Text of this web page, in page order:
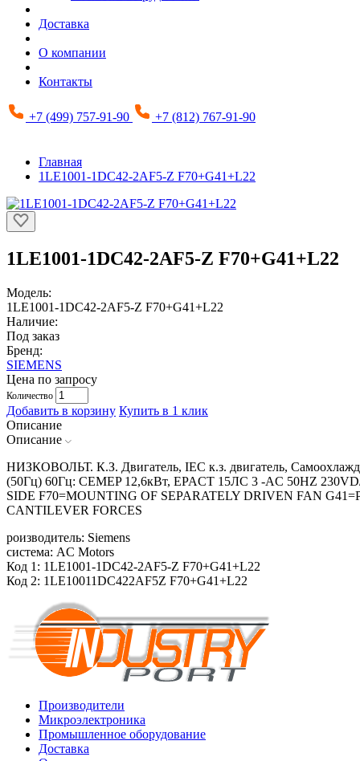
Доставка
О компании
Контакты
+7 (499) 757-91-90 +7 (812) 767-91-90
Главная
1LE1001-1DC42-2AF5-Z F70+G41+L22
1LE1001-1DC42-2AF5-Z F70+G41+L22
Модель:
1LE1001-1DC42-2AF5-Z F70+G41+L22
Наличие:
Под заказ
Бренд:
SIEMENS
Цена по запросу
Количество
Добавить в корзину Купить в 1 клик
Описание
Описание
НИЗКОВОЛЬТ. К.З. Двигатель, IEC к.з. двигатель,
(50Гц) 60Гц: CEMEP 12,6кВт, EPACT 15ЛС 3 -AC 50HZ
SIDE F70=MOUNTING OF SEPARATELY DRIVEN FAN
CANTILEVER FORCES
роизводитель: Siemens
система: AC Motors
Код 1: 1LE1001-1DC42-2AF5-Z F70+G41+L22
Код 2: 1LE10011DC422AF5Z F70+G41+L22
Производители
Микроэлектроника
Промышленное оборудование
Доставка